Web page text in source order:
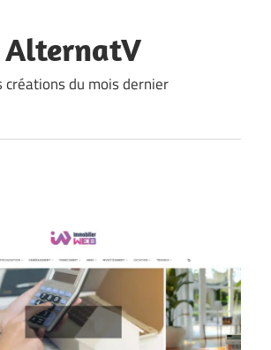
AlternatV
créations du mois dernier